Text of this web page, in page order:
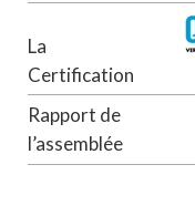
La
Certification
Rapport de
l’assemblée